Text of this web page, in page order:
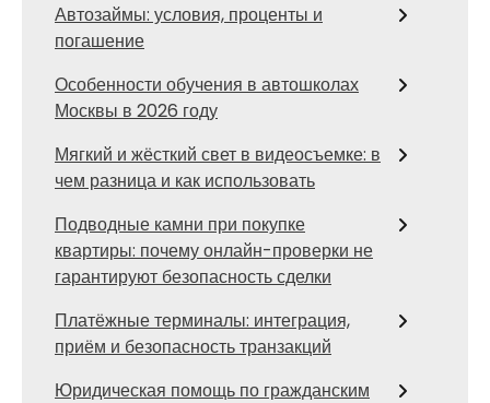
Автозаймы: условия, проценты и
погашение
Особенности обучения в автошколах
Москвы в 2026 году
Мягкий и жёсткий свет в видеосъемке: в
чем разница и как использовать
Подводные камни при покупке
квартиры: почему онлайн-проверки не
гарантируют безопасность сделки
Платёжные терминалы: интеграция,
приём и безопасность транзакций
Юридическая помощь по гражданским